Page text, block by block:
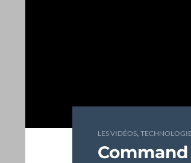
LES VIDÉOS,